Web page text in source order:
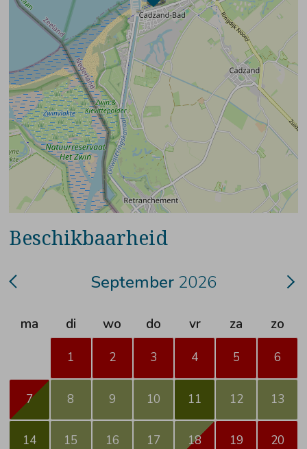
Beschikbaarheid
September 2026
ma di wo do vr za zo
1 2 3 4 5 6
7 8 9 10 11 12 13
14 15 16 17 18 19 20